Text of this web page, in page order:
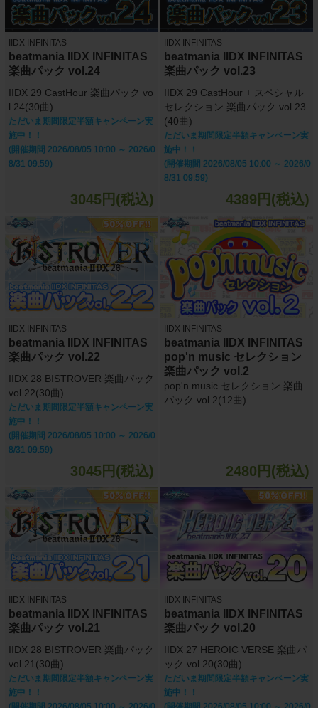
IIDX INFINITAS
beatmania IIDX INFINITAS
楽曲パック vol.24
IIDX 29 CastHour 楽曲パック vo
l.24(30曲)
ただいま期間限定半額キャンペーン実
施中！！
(開催期間 2026/08/05 10:00 ～ 2026/0
8/31 09:59)
3045円(税込)
IIDX INFINITAS
beatmania IIDX INFINITAS
楽曲パック vol.23
IIDX 29 CastHour + スペシャル
セレクション 楽曲パック vol.23
(40曲)
ただいま期間限定半額キャンペーン実
施中！！
(開催期間 2026/08/05 10:00 ～ 2026/0
8/31 09:59)
4389円(税込)
IIDX INFINITAS
beatmania IIDX INFINITAS
楽曲パック vol.22
IIDX 28 BISTROVER 楽曲パック
vol.22(30曲)
ただいま期間限定半額キャンペーン実
施中！！
(開催期間 2026/08/05 10:00 ～ 2026/0
8/31 09:59)
3045円(税込)
IIDX INFINITAS
beatmania IIDX INFINITAS
pop'n music セレクション
楽曲パック vol.2
pop'n music セレクション 楽曲
パック vol.2(12曲)
2480円(税込)
IIDX INFINITAS
beatmania IIDX INFINITAS
楽曲パック vol.21
IIDX 28 BISTROVER 楽曲パック
vol.21(30曲)
ただいま期間限定半額キャンペーン実
施中！！
IIDX INFINITAS
beatmania IIDX INFINITAS
楽曲パック vol.20
IIDX 27 HEROIC VERSE 楽曲パ
ック vol.20(30曲)
ただいま期間限定半額キャンペーン実
施中！！